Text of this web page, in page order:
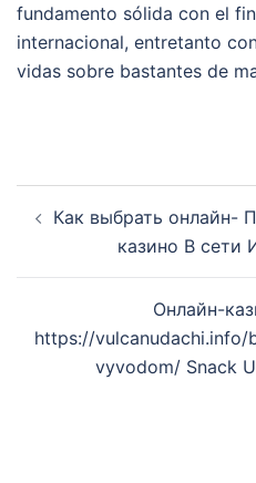
fundamento sólida con el
internacional, entretanto
vidas sobre bastantes de
navigation
Как выбрать онлайн-
казино В сети
Онлайн-
https://
vyvodom/ Snack